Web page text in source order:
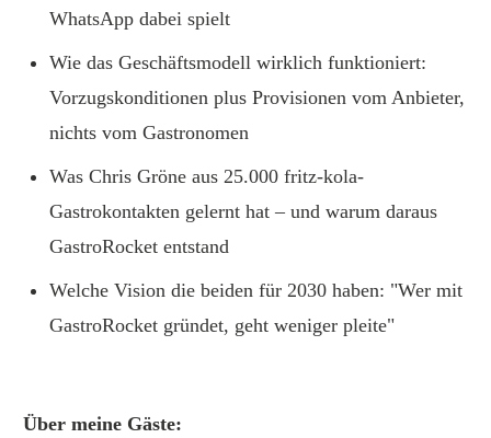
WhatsApp dabei spielt
Wie das Geschäftsmodell wirklich funktioniert:
Vorzugskonditionen plus Provisionen vom Anbieter,
nichts vom Gastronomen
Was Chris Gröne aus 25.000 fritz-kola-
Gastrokontakten gelernt hat – und warum daraus
GastroRocket entstand
Welche Vision die beiden für 2030 haben: "Wer mit
GastroRocket gründet, geht weniger pleite"
Über meine Gäste: